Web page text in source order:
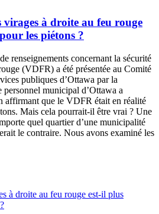
virages à droite au feu rouge
les piétons ?
renseignements concernant la sécurité
(VDFR) a été présentée au Comité
publiques d’Ottawa par la
municipal d’Ottawa a
affirmant que le VDFR était en réalité
Mais cela pourrait-il être vrai ? Une
quel quartier d’une municipalité
le contraire. Nous avons examiné les
à droite au feu rouge est-il plus